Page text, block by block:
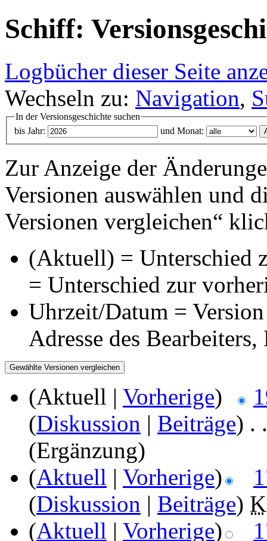
Schiff:
Logbücher dieser Seite
Wechseln zu: Navigation,
In der Versionsgeschichte suchen
bis Jahr:
und Monat:
Zur Anzeige der
Versionen auswählen und
Versionen vergleichen“
(Aktuell) = Unterschied
= Unterschied zur
Uhrzeit/Datum =
Adresse des
(Aktuell | Vorherige)
(Diskussion | Beiträge) . .
(Ergänzung)
(Aktuell | Vorherige)
(Diskussion | Beiträge) K
(Aktuell | Vorherige)